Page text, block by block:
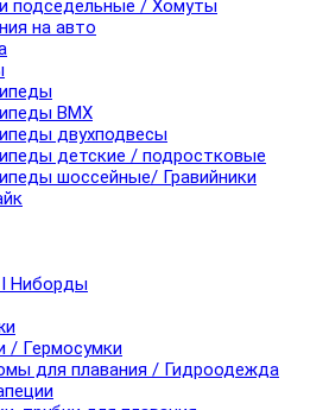
подседельные / Хомуты
на авто
BMX
двухподвесы
детские / подростковые
шоссейные/ Гравийники
Ниборды
/ Гермосумки
для плавания / Гидроодежда